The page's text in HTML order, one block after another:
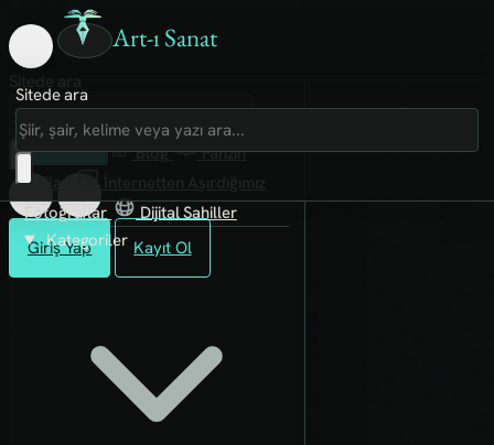
Art-ı Sanat
Giriş Yap Kayıt Ol
Sitede ara
Art-ı Sosyal
İmece
Kütüphane
Blog
Fanzin
Rafları
Fotoğraflar
Dijital Sahiller
Kategoriler